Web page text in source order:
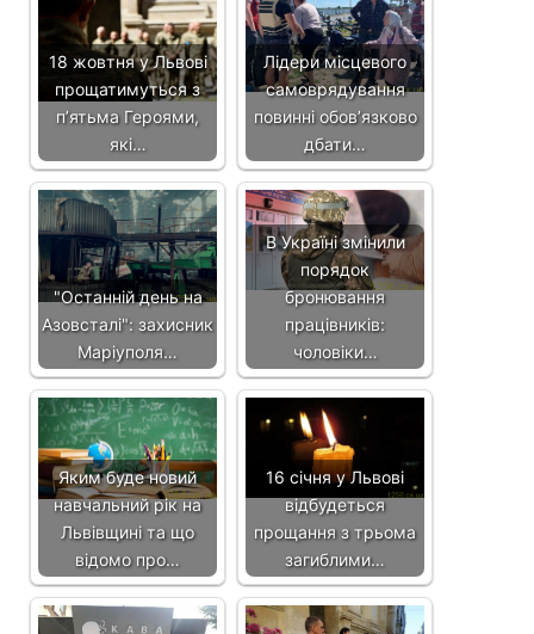
18 жовтня у Львові
прощатимуться з
п’ятьма Героями,
які…
Лідери місцевого
самоврядування
повинні обов’язково
дбати…
"Останній день на
Азовсталі": захисник
Маріуполя…
В Україні змінили
порядок
бронювання
працівників:
чоловіки…
Яким буде новий
навчальний рік на
Львівщині та що
відомо про…
16 січня у Львові
відбудеться
прощання з трьома
загиблими…